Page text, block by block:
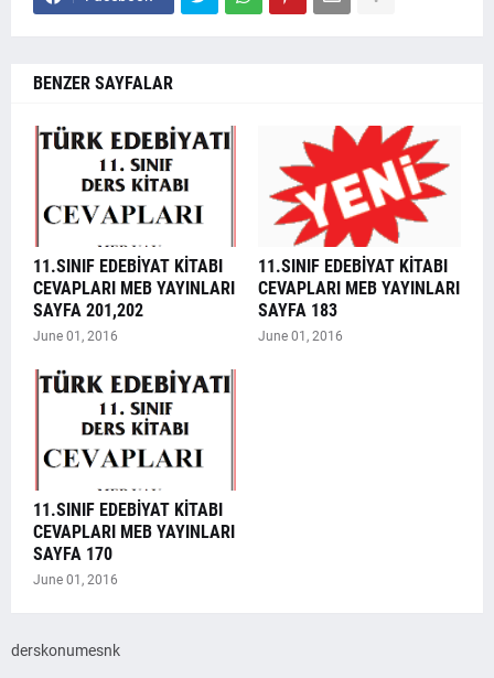
BENZER SAYFALAR
11.SINIF EDEBİYAT KİTABI
CEVAPLARI MEB YAYINLARI
SAYFA 201,202
June 01, 2016
11.SINIF EDEBİYAT KİTABI
CEVAPLARI MEB YAYINLARI
SAYFA 183
June 01, 2016
11.SINIF EDEBİYAT KİTABI
CEVAPLARI MEB YAYINLARI
SAYFA 170
June 01, 2016
derskonumesnk